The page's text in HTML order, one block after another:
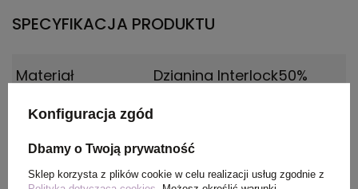
SPECYFIKACJA PRODUKTU
Materiał
Dzianina Interlock50%
Kolor czarny
Konfiguracja zgód
Dbamy o Twoją prywatność
Sklep korzysta z plików cookie w celu realizacji usług zgodnie z